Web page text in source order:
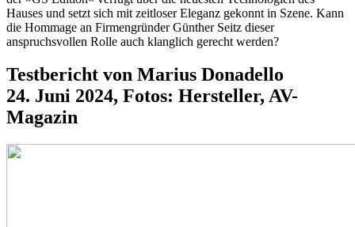
Hauses und setzt sich mit zeitloser Eleganz gekonnt in Szene. Kann
die Hommage an Firmengründer Günther Seitz dieser
anspruchsvollen Rolle auch klanglich gerecht werden?
Testbericht von Marius Donadello
24. Juni 2024, Fotos: Hersteller, AV-
Magazin